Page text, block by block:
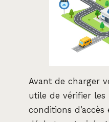
Avant de charger
utile de vérifier les
conditions